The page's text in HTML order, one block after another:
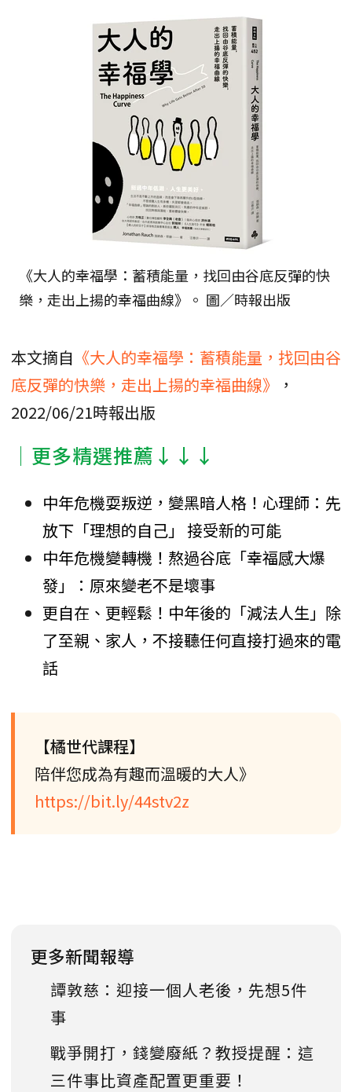
《大人的幸福學：蓄積能量，找回由谷底反彈的快
樂，走出上揚的幸福曲線》。 圖／時報出版
本文摘自 《大人的幸福學：蓄積能量，找回由谷
底反彈的快樂，走出上揚的幸福曲線》
，
2022/06/21時報出版
│更多精選推薦↓↓↓
中年危機耍叛逆，變黑暗人格！心理師：先
放下「理想的自己」 接受新的可能
中年危機變轉機！熬過谷底「幸福感大爆
發」：原來變老不是壞事
更自在、更輕鬆！中年後的「減法人生」除
了至親、家人，不接聽任何直接打過來的電
話
【橘世代課程】
陪伴您成為有趣而溫暖的大人》
https://bit.ly/44stv2z
更多新聞報導
譚敦慈：迎接一個人老後，先想5件
事
戰爭開打，錢變廢紙？教授提醒：這
三件事比資產配置更重要！